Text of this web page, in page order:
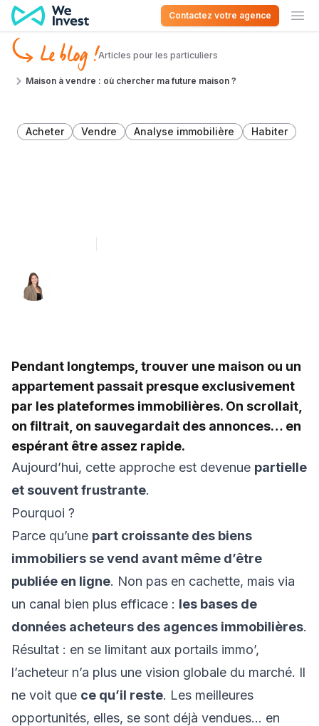
Aller au contenu
Contactez votre agence
Le blog !Articles pour les particuliers
Maison à vendre : où chercher ma future maison ?
Acheter Vendre Analyse immobilière Habiter
Pendant longtemps, trouver une maison ou un
appartement passait presque exclusivement
par les plateformes immobilières. On scrollait,
on filtrait, on sauvegardait des annonces… en
espérant être assez rapide.
Aujourd’hui, cette approche est devenue partielle
et souvent frustrante.
Pourquoi ?
Parce qu’une part croissante des biens
immobiliers se vend avant même d’être
publiée en ligne. Non pas en cachette, mais via
un canal bien plus efficace : les bases de
données acheteurs des agences immobilières.
Résultat : en se limitant aux portails immo’,
l’acheteur n’a plus une vision globale du marché. Il
ne voit que ce qu’il reste. Les meilleures
opportunités, elles, se sont déjà vendues… en